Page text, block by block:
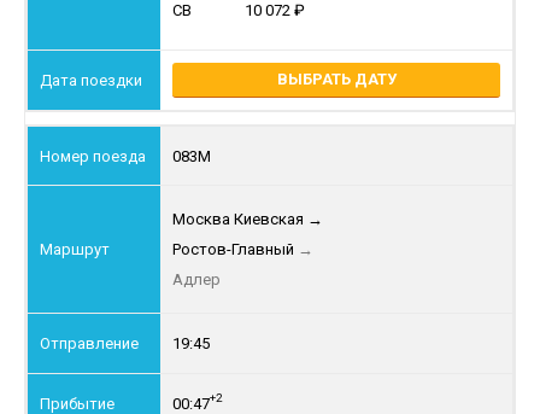
СВ
10 072
ВЫБРАТЬ ДАТУ
083М
Москва Киевская →
Ростов-Главный →
Адлер
19:45
00:47+2